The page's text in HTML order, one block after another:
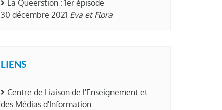
La Queerstion : 1er épisode
30 décembre 2021 Eva et Flora
LIENS
Centre de Liaison de l'Enseignement et
des Médias d'Information